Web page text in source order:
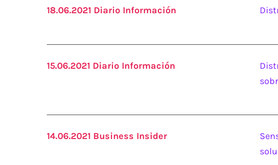
18.06.2021 Diario Información
15.06.2021 Diario Información
14.06.2021 Business Insider